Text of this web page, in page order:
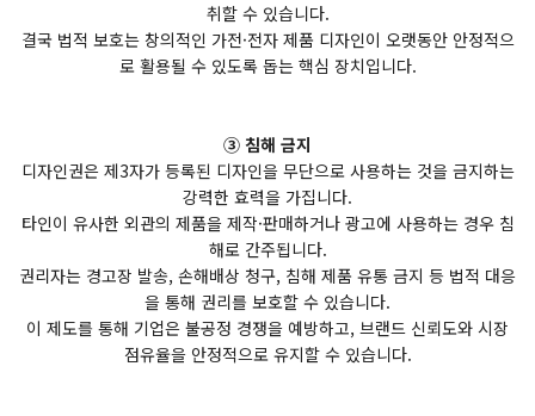
취할 수 있습니다.
결국 법적 보호는 창의적인 가전·전자 제품 디자인이 오랫동안 안정적으
로 활용될 수 있도록 돕는 핵심 장치입니다.
③ 침해 금지
디자인권은 제3자가 등록된 디자인을 무단으로 사용하는 것을 금지하는
강력한 효력을 가집니다.
타인이 유사한 외관의 제품을 제작·판매하거나 광고에 사용하는 경우 침
해로 간주됩니다.
권리자는 경고장 발송, 손해배상 청구, 침해 제품 유통 금지 등 법적 대응
을 통해 권리를 보호할 수 있습니다.
이 제도를 통해 기업은 불공정 경쟁을 예방하고, 브랜드 신뢰도와 시장
점유율을 안정적으로 유지할 수 있습니다.